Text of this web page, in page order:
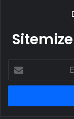
posta
adresinizi